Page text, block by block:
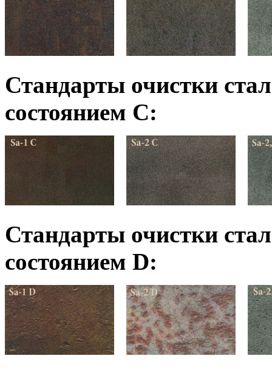
Стандарты очистки
состоянием C:
Стандарты очистки
состоянием D: